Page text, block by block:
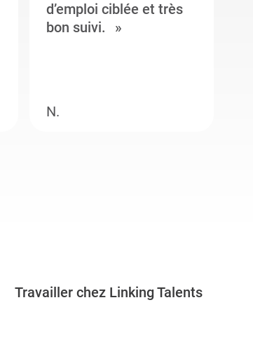
d’emploi ciblée et très
bon suivi.
N.
Travailler chez Linking Talents